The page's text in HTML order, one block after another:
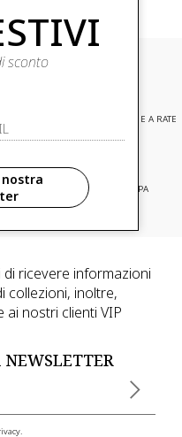
PAGAMENTI SICURI E A RATE
CONSEGNA IN TUTTA EUROPA
ricevere informazioni
collezioni, inoltre,
nostri clienti VIP
sconto